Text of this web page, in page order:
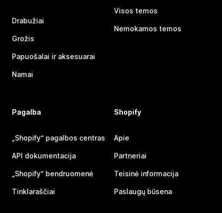
Drabužiai
Grožis
Papuošalai ir aksesuarai
Namai
Visos temos
Nemokamos temos
Pagalba
„Shopify“ pagalbos centras
API dokumentacija
„Shopify“ bendruomenė
Tinklaraščiai
Shopify
Apie
Partneriai
Teisinė informacija
Paslaugų būsena